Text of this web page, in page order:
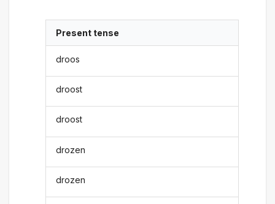
Present tense
droos
droost
droost
drozen
drozen